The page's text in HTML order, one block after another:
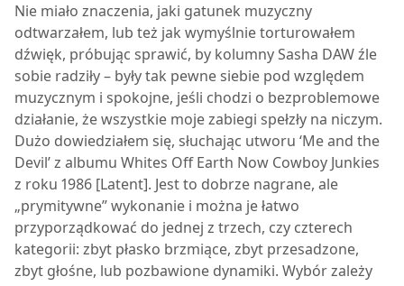
Nie miało znaczenia, jaki gatunek muzyczny
odtwarzałem, lub też jak wymyślnie torturowałem
dźwięk, próbując sprawić, by kolumnySasha DAWźle
sobie radziły – były tak pewne siebie pod względem
muzycznym i spokojne, jeśli chodzi o bezproblemowe
działanie, że wszystkie moje zabiegi spełzły na niczym.
Dużo dowiedziałem się, słuchając utworu ‘Me and the
Devil’ z albumu Whites Off Earth Now Cowboy Junkies
z roku 1986 [Latent]. Jest to dobrze nagrane, ale
„prymitywne” wykonanie i można je łatwo
przyporządkować do jednej z trzech, czy czterech
kategorii: zbyt płasko brzmiące, zbyt przesadzone,
zbyt głośne, lub pozbawione dynamiki. Wybór zależy